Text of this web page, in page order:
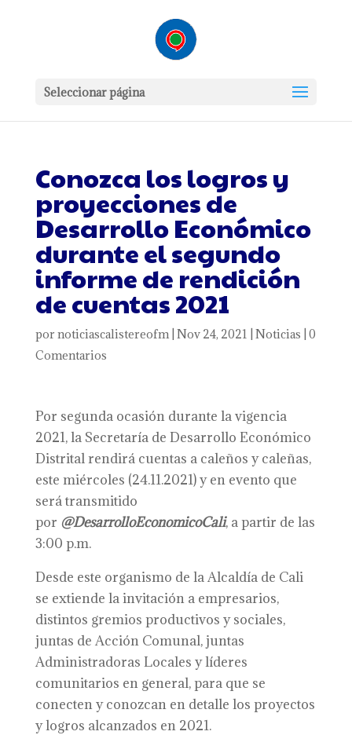
Seleccionar página
Conozca los logros y
proyecciones de
Desarrollo Económico
durante el segundo
informe de rendición
de cuentas 2021
por noticiascalistereofm| Nov 24, 2021 Noticias 0
Comentarios
Por segunda ocasión durante la vigencia
2021, la Secretaría de Desarrollo Económico
Distrital rendirá cuentas a caleños y caleñas,
este miércoles (24.11.2021) y en evento que
será transmitido
por @DesarrolloEconomicoCali, a partir de las
3:00 p.m.
Desde este organismo de la Alcaldía de Cali
se extiende la invitación a empresarios,
distintos gremios productivos y sociales,
juntas de Acción Comunal, juntas
Administradoras Locales y líderes
comunitarios en general, para que se
conecten y conozcan en detalle los proyectos
y logros alcanzados en 2021.